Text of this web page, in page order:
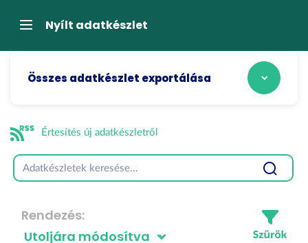
átugrásaNavigációNyílt adatkészlet
Összes adatkészlet exportálása
Értesítés új adatkészletről
Rendezés